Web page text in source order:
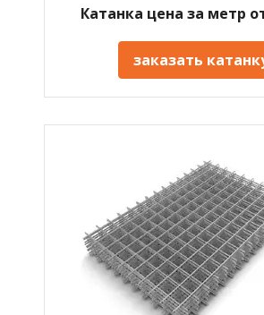
Катанка цена за метр
заказать